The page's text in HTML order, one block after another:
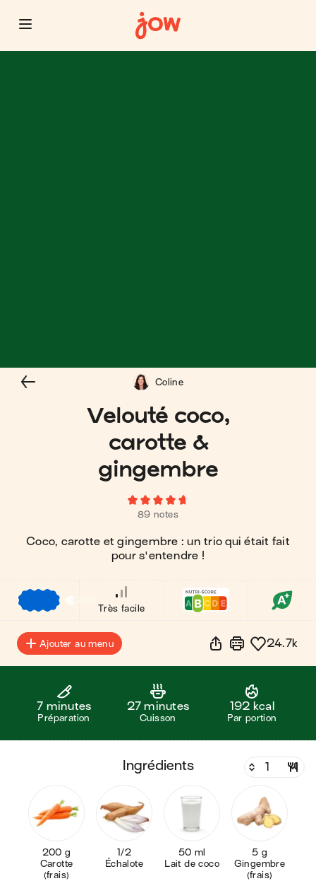
Velouté coco,
carotte &
gingembre
89 notes
Coco, carotte et gingembre : un trio qui était fait
pour s'entendre !
Coline
€
Très facile
Ajouter au menu 24.7k
7 minutes
Préparation
27 minutes
Cuisson
192 kcal
Par portion
ingrédients
200 g
Carotte
(frais)
1/2
Échalote
50 ml
Lait de coco
5 g
Gingembre
(frais)